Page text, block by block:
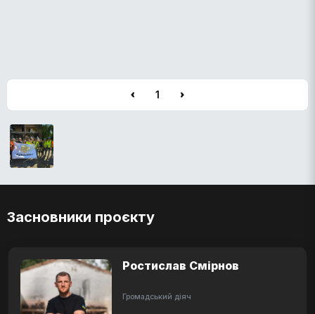
1
Засновники проєкту
Ростислав Смірнов
Громадський діяч